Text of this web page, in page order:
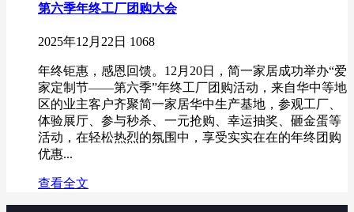
第六季年终工厂团购大会
2025年12月22日 1068
年终钜惠，感恩回馈。12月20日，简一家居成功举办“爱
家定制节——第六季”年终工厂团购活动，来自华中等地
区的业主客户齐聚简一家居华中生产基地，参观工厂、
体验展厅、参与秒杀、一元抢购、幸运抽奖、砸金蛋等
活动，在轻松热烈的氛围中，享受实实在在的年终团购
优惠...
查看全文